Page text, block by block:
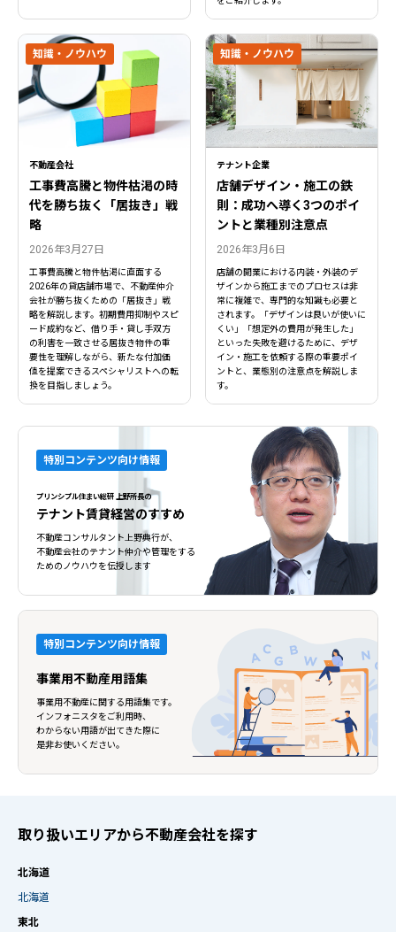
不動産会社
工事費高騰と物件枯渇の時
代を勝ち抜く「居抜き」戦
略
2026年3月27日
工事費高騰と物件枯渇に直面する
2026年の貸店舗市場で、不動産仲介
会社が勝ち抜くための「居抜き」戦
略を解説します。初期費用抑制やスピ
ード成約など、借り手・貸し手双方
の利害を一致させる居抜き物件の重
要性を理解しながら、新たな付加価
値を提案できるスペシャリストへの転
換を目指しましょう。
知識・ノウハウ
テナント企業
店舗デザイン・施工の鉄
則：成功へ導く3つのポイ
ントと業種別注意点
2026年3月6日
店舗の開業における内装・外装のデ
ザインから施工までのプロセスは非
常に複雑で、専門的な知識も必要と
されます。「デザインは良いが使いに
くい」「想定外の費用が発生した」
といった失敗を避けるために、デザ
イン・施工を依頼する際の重要ポイ
ントと、業態別の注意点を解説しま
す。
知識・ノウハウ
特別コンテンツ向け情報
プリンシプル住まい総研 上野所長の
テナント賃貸経営のすすめ
不動産コンサルタント上野典行が、
不動産会社のテナント仲介や管理をする
ためのノウハウを伝授します
特別コンテンツ向け情報
事業用不動産用語集
事業用不動産に関する用語集です。
インフォニスタをご利用時、
わからない用語が出てきた際に
是非お使いください。
取り扱いエリアから不動産会社を探す
北海道
北海道
東北